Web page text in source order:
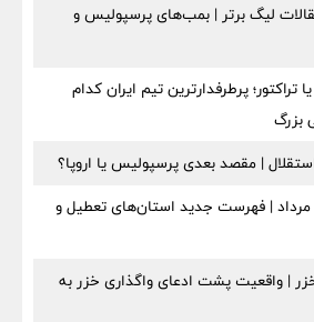
لیگ برتر | بمب‌های پرسپولیس و
پرطرفدارترین تیم ایران کدام
| مقصد بعدی پرسپولیس یا اروپا؟
تعطیلی چهارشنبه ۱۴ مرداد | فهرست جدید استان‌های تعطیل و
| واقعیت پشت ادعای واگذاری خزر به